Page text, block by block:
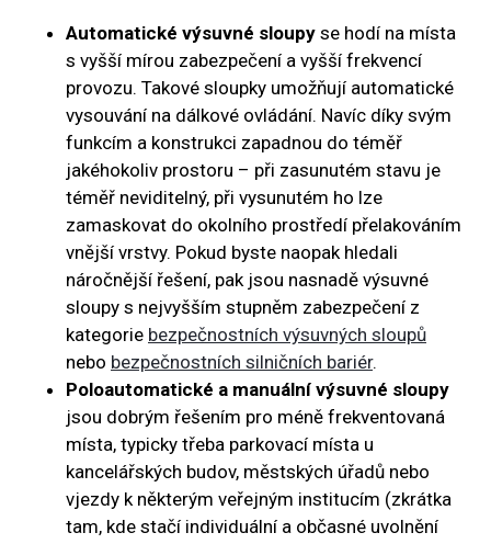
Automatické výsuvné sloupy se hodí na místa
s vyšší mírou zabezpečení a vyšší frekvencí
provozu. Takové sloupky umožňují automatické
vysouvání na dálkové ovládání. Navíc díky svým
funkcím a konstrukci zapadnou do téměř
jakéhokoliv prostoru – při zasunutém stavu je
téměř neviditelný, při vysunutém ho lze
zamaskovat do okolního prostředí přelakováním
vnější vrstvy. Pokud byste naopak hledali
náročnější řešení, pak jsou nasnadě výsuvné
sloupy s nejvyšším stupněm zabezpečení z
kategorie bezpečnostních výsuvných sloupů
nebo bezpečnostních silničních bariér.
Poloautomatické a manuální výsuvné sloupy
jsou dobrým řešením pro méně frekventovaná
místa, typicky třeba parkovací místa u
kancelářských budov, městských úřadů nebo
vjezdy k některým veřejným institucím (zkrátka
tam, kde stačí individuální a občasné uvolnění